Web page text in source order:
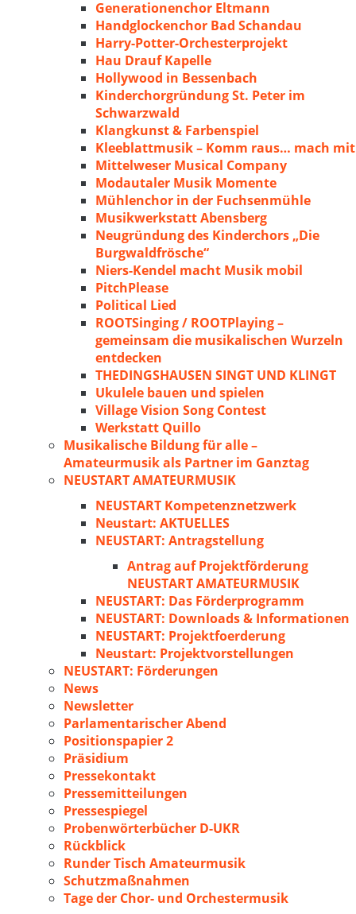
Generationenchor Eltmann
Handglockenchor Bad Schandau
Harry-Potter-Orchesterprojekt
Hau Drauf Kapelle
Hollywood in Bessenbach
Kinderchorgründung St. Peter im
Schwarzwald
Klangkunst & Farbenspiel
Kleeblattmusik – Komm raus… mach mit
Mittelweser Musical Company
Modautaler Musik Momente
Mühlenchor in der Fuchsenmühle
Musikwerkstatt Abensberg
Neugründung des Kinderchors „Die
Burgwaldfrösche“
Niers-Kendel macht Musik mobil
PitchPlease
Political Lied
ROOTSinging / ROOTPlaying –
gemeinsam die musikalischen Wurzeln
entdecken
THEDINGSHAUSEN SINGT UND KLINGT
Ukulele bauen und spielen
Village Vision Song Contest
Werkstatt Quillo
Musikalische Bildung für alle –
Amateurmusik als Partner im Ganztag
NEUSTART AMATEURMUSIK
NEUSTART Kompetenznetzwerk
Neustart: AKTUELLES
NEUSTART: Antragstellung
Antrag auf Projektförderung
NEUSTART AMATEURMUSIK
NEUSTART: Das Förderprogramm
NEUSTART: Downloads & Informationen
NEUSTART: Projektfoerderung
Neustart: Projektvorstellungen
NEUSTART: Förderungen
News
Newsletter
Parlamentarischer Abend
Positionspapier 2
Präsidium
Pressekontakt
Pressemitteilungen
Pressespiegel
Probenwörterbücher D-UKR
Rückblick
Runder Tisch Amateurmusik
Schutzmaßnahmen
Tage der Chor- und Orchestermusik